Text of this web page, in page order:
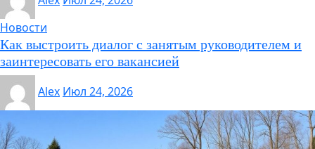
Новости
Как выстроить диалог с занятым руководителем и
заинтересовать его вакансией
Alex Июл 24, 2026